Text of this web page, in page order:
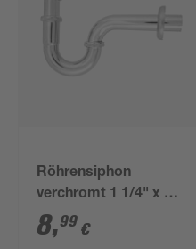
Röhrensiphon
verchromt 1 1/4" x 32
mm
8,99 €